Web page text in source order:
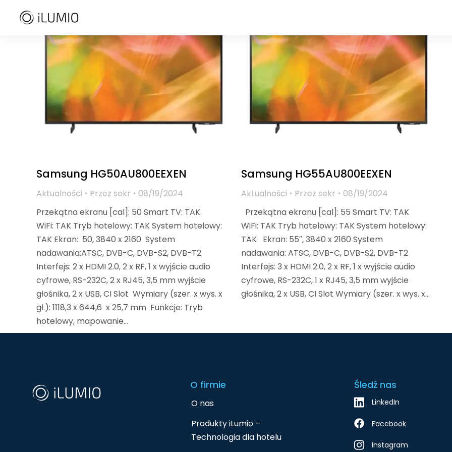
Samsung HG50AU800EEXEN
Aktualności Przez sekr
08/19/2024
Przekątna ekranu [cal]: 50 Smart TV: TAK
WiFi: TAK Tryb hotelowy: TAK System hotelowy:
TAK Ekran: 50, 3840 x 2160 System
nadawania:ATSC, DVB-C, DVB-S2, DVB-T2
Interfejs: 2 x HDMI 2.0, 2 x RF, 1 x wyjście audio
cyfrowe, RS-232C, 2 x RJ45, 3,5 mm wyjście
głośnika, 2 x USB, CI Slot Wymiary (szer. x wys. x
gł.): 1118,3 x 644,6 x 25,7 mm Funkcje: Tryb
hotelowy, mapowanie…
Samsung HG55AU800EEXEN
Aktualności Przez sekr
08/19/2024
Przekątna ekranu [cal]: 55 Smart TV: TAK
WiFi: TAK Tryb hotelowy: TAK System hotelowy:
TAK Ekran: 55″, 3840 x 2160 System
nadawania: ATSC, DVB-C, DVB-S2, DVB-T2
Interfejs: 3 x HDMI 2.0, 2 x RF, 1 x wyjście audio
cyfrowe, RS-232C, 1 x RJ45, 3,5 mm wyjście
głośnika, 2 x USB, CI Slot Wymiary (szer. x wys. x…
O firmie
O nas
Produkty iLumio –
Technologia dla hotelu
Śledź nas
LinkedIn
Facebook
Instagram